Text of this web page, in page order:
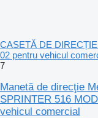
CASETĂ DE
02 pentru vehicul
7
Manetă de direcţie
SPRINTER 516
vehicul comercial